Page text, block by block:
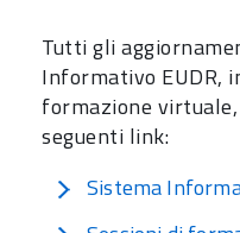
Tutti gli
Informativo EUDR,
formazione
seguenti link:
Sistema